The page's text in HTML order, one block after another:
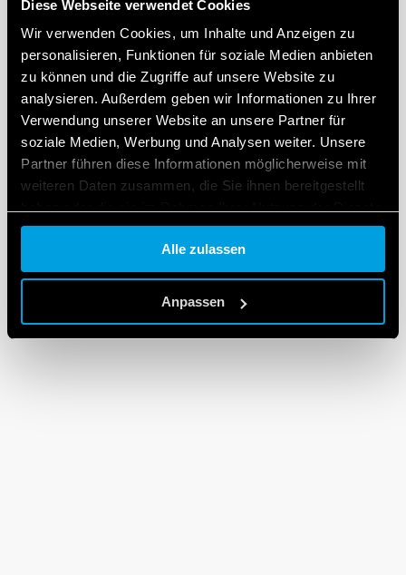
Diese Webseite verwendet Cookies
Wir verwenden Cookies, um Inhalte und Anzeigen zu
personalisieren, Funktionen für soziale Medien anbieten
zu können und die Zugriffe auf unsere Website zu
analysieren. Außerdem geben wir Informationen zu Ihrer
Verwendung unserer Website an unsere Partner für
soziale Medien, Werbung und Analysen weiter. Unsere
Partner führen diese Informationen möglicherweise mit
weiteren Daten zusammen, die Sie ihnen bereitgestellt
gesammelt haben.
Cookie policy.
Alle zulassen
Anpassen